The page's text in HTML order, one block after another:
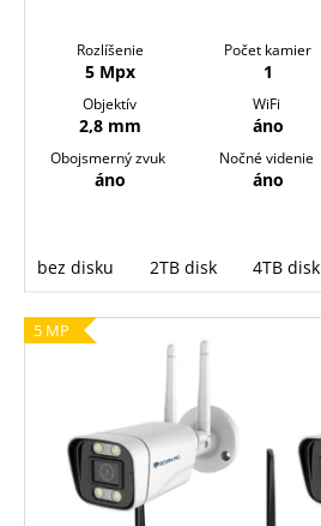
Rozlíšenie
5 Mpx
Počet kamier
1
Objektív
2,8 mm
WiFi
áno
Obojsmerný zvuk
áno
Nočné videnie
áno
bez disku 2TB disk 4TB disk
5 MP